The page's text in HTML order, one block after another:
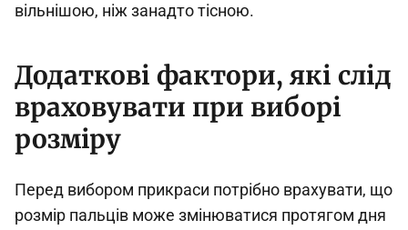
вільнішою, ніж занадто тісною.
Додаткові фактори, які слід
враховувати при виборі
розміру
Перед вибором прикраси потрібно врахувати, що
розмір пальців може змінюватися протягом дня